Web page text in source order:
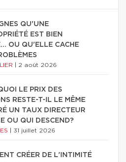
QU'UNE
EST BIEN
OU QU'ELLE CACHE
2 août 2026
LE PRIX DES
RESTE-T-IL LE MÊME
UN TAUX DIRECTEUR
OU QUI DESCEND?
31 juillet 2026
CRÉER DE L'INTIMITÉ